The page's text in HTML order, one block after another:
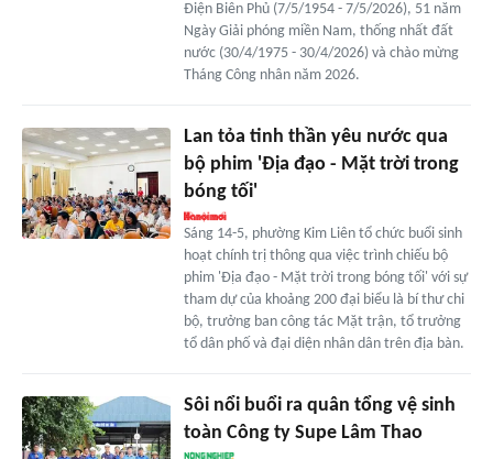
Điện Biên Phủ (7/5/1954 - 7/5/2026), 51 năm
Ngày Giải phóng miền Nam, thống nhất đất
nước (30/4/1975 - 30/4/2026) và chào mừng
Tháng Công nhân năm 2026.
Lan tỏa tinh thần yêu nước qua
bộ phim 'Địa đạo - Mặt trời trong
bóng tối'
Sáng 14-5, phường Kim Liên tổ chức buổi sinh
hoạt chính trị thông qua việc trình chiếu bộ
phim 'Địa đạo - Mặt trời trong bóng tối' với sự
tham dự của khoảng 200 đại biểu là bí thư chi
bộ, trưởng ban công tác Mặt trận, tổ trưởng
tổ dân phố và đại diện nhân dân trên địa bàn.
Sôi nổi buổi ra quân tổng vệ sinh
toàn Công ty Supe Lâm Thao